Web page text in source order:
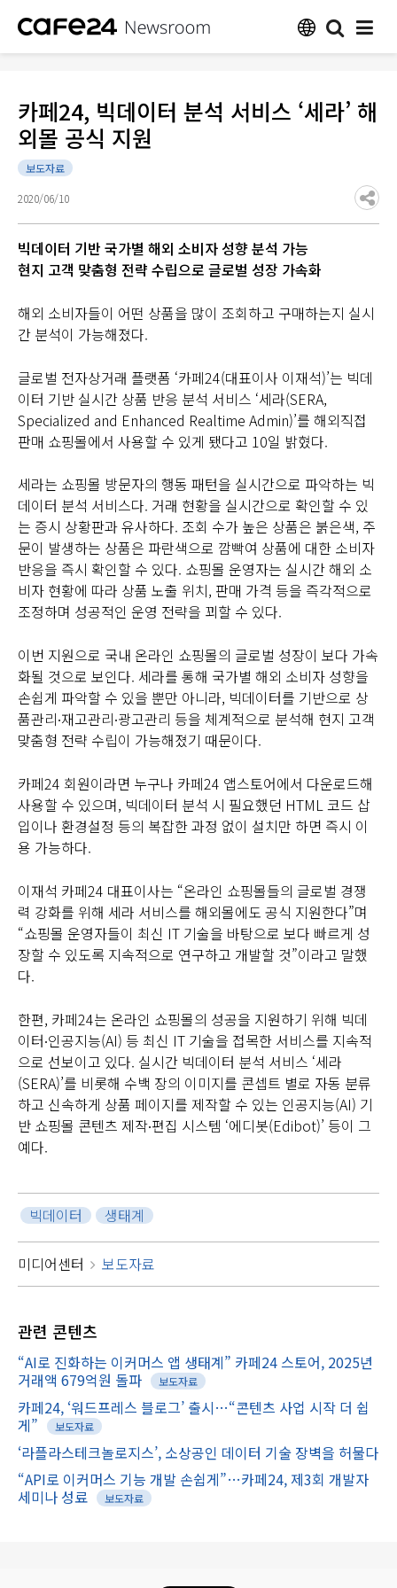
카페24, 빅데이터 분석 서비스 ‘세라’ 해
외몰 공식 지원
보도자료
2020/06/10
빅데이터 기반 국가별 해외 소비자 성향 분석 가능
현지 고객 맞춤형 전략 수립으로 글로벌 성장 가속화
해외 소비자들이 어떤 상품을 많이 조회하고 구매하는지 실시
간 분석이 가능해졌다.
글로벌 전자상거래 플랫폼 ‘카페24(대표이사 이재석)’는 빅데
이터 기반 실시간 상품 반응 분석 서비스 ‘세라(SERA,
Specialized and Enhanced Realtime Admin)’를 해외직접
판매 쇼핑몰에서 사용할 수 있게 됐다고 10일 밝혔다.
세라는 쇼핑몰 방문자의 행동 패턴을 실시간으로 파악하는 빅
데이터 분석 서비스다. 거래 현황을 실시간으로 확인할 수 있
는 증시 상황판과 유사하다. 조회 수가 높은 상품은 붉은색, 주
문이 발생하는 상품은 파란색으로 깜빡여 상품에 대한 소비자
반응을 즉시 확인할 수 있다. 쇼핑몰 운영자는 실시간 해외 소
비자 현황에 따라 상품 노출 위치, 판매 가격 등을 즉각적으로
조정하며 성공적인 운영 전략을 꾀할 수 있다.
이번 지원으로 국내 온라인 쇼핑몰의 글로벌 성장이 보다 가속
화될 것으로 보인다. 세라를 통해 국가별 해외 소비자 성향을
손쉽게 파악할 수 있을 뿐만 아니라, 빅데이터를 기반으로 상
품관리∙재고관리∙광고관리 등을 체계적으로 분석해 현지 고객
맞춤형 전략 수립이 가능해졌기 때문이다.
카페24 회원이라면 누구나 카페24 앱스토어에서 다운로드해
사용할 수 있으며, 빅데이터 분석 시 필요했던 HTML 코드 삽
입이나 환경설정 등의 복잡한 과정 없이 설치만 하면 즉시 이
용 가능하다.
이재석 카페24 대표이사는 “온라인 쇼핑몰들의 글로벌 경쟁
력 강화를 위해 세라 서비스를 해외몰에도 공식 지원한다”며
“쇼핑몰 운영자들이 최신 IT 기술을 바탕으로 보다 빠르게 성
장할 수 있도록 지속적으로 연구하고 개발할 것”이라고 말했
다.
한편, 카페24는 온라인 쇼핑몰의 성공을 지원하기 위해 빅데
이터∙인공지능(AI) 등 최신 IT 기술을 접목한 서비스를 지속적
으로 선보이고 있다. 실시간 빅데이터 분석 서비스 ‘세라
(SERA)’를 비롯해 수백 장의 이미지를 콘셉트 별로 자동 분류
하고 신속하게 상품 페이지를 제작할 수 있는 인공지능(AI) 기
반 쇼핑몰 콘텐츠 제작∙편집 시스템 ‘에디봇(Edibot)’ 등이 그
예다.
빅데이터 생태계
미디어센터 보도자료
관련 콘텐츠
“AI로 진화하는 이커머스 앱 생태계” 카페24 스토어, 2025년
거래액 679억원 돌파
보도자료
카페24, ‘워드프레스 블로그’ 출시…“콘텐츠 사업 시작 더 쉽
게”
보도자료
‘라플라스테크놀로지스’, 소상공인 데이터 기술 장벽을 허물다
“API로 이커머스 기능 개발 손쉽게”…카페24, 제3회 개발자
세미나 성료
보도자료